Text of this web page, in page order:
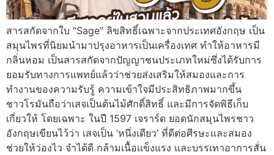
สารสกัดจากใบ “Sage” ลิขสิทธิ์เฉพาะจากประเทศอังกฤษ เป็น
สมุนไพรที่นิยมนำมาปรุงอาหารเป็นเครื่องเทศ ทำให้อาหารมี
กลิ่นหอม เป็นสารสกัดจากปัญญาชนประเภทใหม่ซึ่งได้รับการ
ยอมรับทางการแพทย์แล้วว่าช่วยส่งเสริมให้สมองและการ
ทำงานของความรับรู้ ความเข้าใจมีประสิทธิภาพมากขึ้น
ชาวโรมันถือว่าเสจเป็นต้นไม้ศักดิ์สิทธิ์ และมีการจัดพิธีเก็บ
เกี่ยวให้ โดยเฉพาะ ในปี 1597 เจราร์ด ยอดนักสมุนไพรชาว
อังกฤษเขียนไว้ว่า เสจเป็น ‘หนึ่งเดียว’ ที่ดีต่อศีรษะและสมอง
ช่วยให้ว่องไว จำได้ดี กล้ามเนื้อแข็งแรง และบรรเทาอาการสั่น